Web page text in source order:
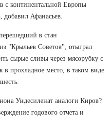
с континентальной Европы
добавил Афанасьев.
в стан
"Крыльев Советов", отыграл
сырые сливы через мясорубку с
прохладное место, в таком виде
Ундесиленат аналоги Киров?
годового отчета и